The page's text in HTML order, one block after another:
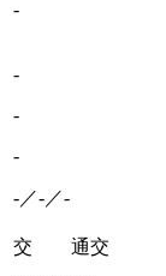
-
-
-
-
-／-／-
交 通交